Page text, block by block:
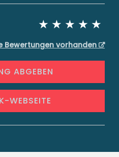
Bewertungen vorhanden
ABGEBEN
WEBSEITE